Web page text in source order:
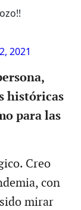
2021
históricas
para las
Creo
con
mirar